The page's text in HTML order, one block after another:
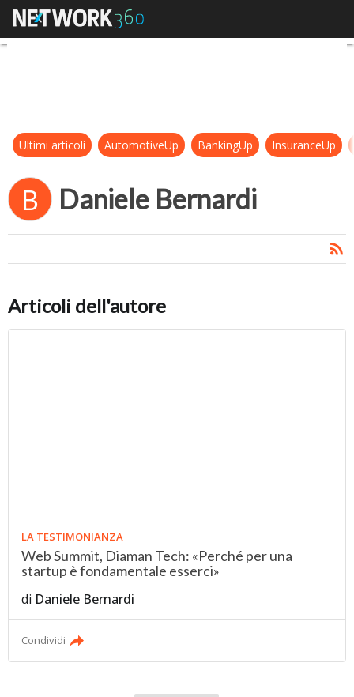
Daniele Bernardi
Ultimi articoli AutomotiveUp BankingUp InsuranceUp
B Daniele Bernardi
Articoli dell'autore
LA TESTIMONIANZA
Web Summit, Diaman Tech: «Perché per una
startup è fondamentale esserci»
di Daniele Bernardi
Condividi